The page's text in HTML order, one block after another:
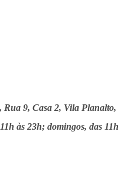
Rua 9, Casa 2, Vila Planalto,
às 23h; domingos, das 11h